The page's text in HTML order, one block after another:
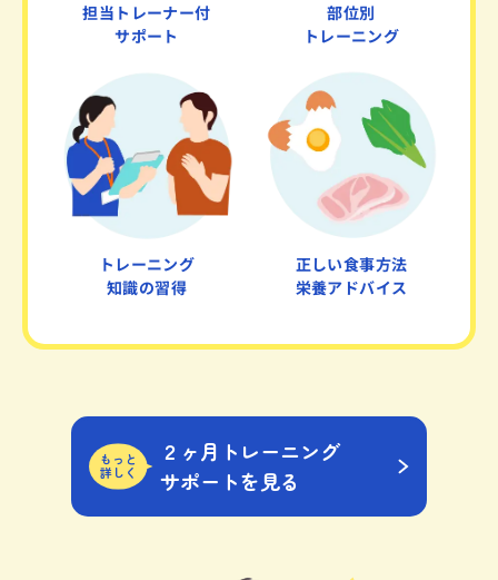
担当トレーナー付
サポート
部位別
トレーニング
トレーニング
知識の習得
正しい食事方法
栄養アドバイス
もっと
詳しく
２ヶ月トレーニング
サポートを見る